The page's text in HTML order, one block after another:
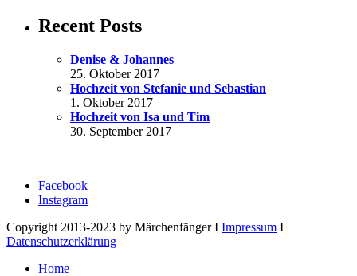
Recent Posts
Denise & Johannes
25. Oktober 2017
Hochzeit von Stefanie und Sebastian
1. Oktober 2017
Hochzeit von Isa und Tim
30. September 2017
Facebook
Instagram
Copyright 2013-2023 by Märchenfänger I Impressum I
Datenschutzerklärung
Home